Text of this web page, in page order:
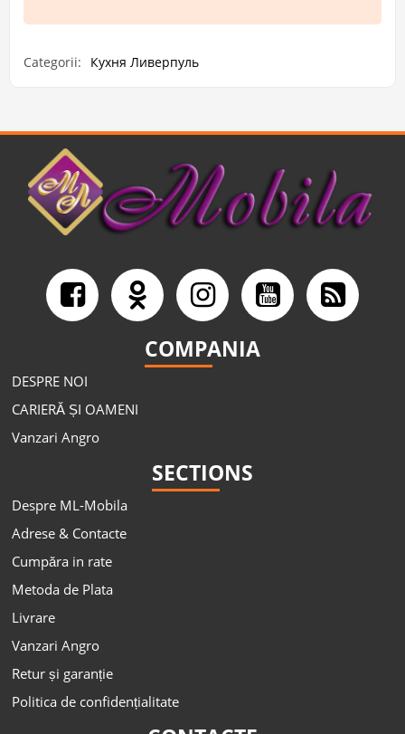
Categorii: Кухня Ливерпуль
COMPANIA
DESPRE NOI
CARIERĂ ȘI OAMENI
Vanzari Angro
SECTIONS
Despre ML-Mobila
Adrese & Contacte
Cumpăra in rate
Metoda de Plata
Livrare
Vanzari Angro
Retur și garanție
Politica de confidențialitate